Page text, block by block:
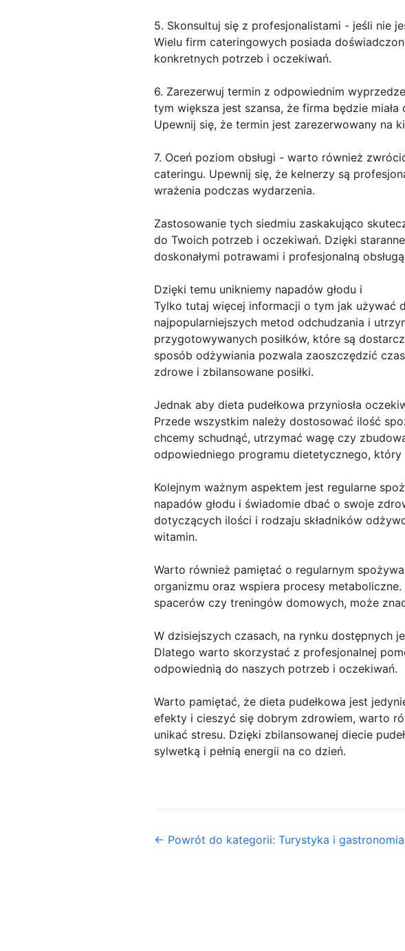
5. Skonsultuj się z profesjonalistami - jeśli nie
Wielu firm cateringowych posiada
konkretnych potrzeb i oczekiwań.
6. Zarezerwuj termin z odpowiednim
tym większa jest szansa, że firma będzie
Upewnij się, że termin jest zarezerwowany na
7. Oceń poziom obsługi - warto również
cateringu. Upewnij się, że kelnerzy są
wrażenia podczas wydarzenia.
Zastosowanie tych siedmiu zaskakująco
do Twoich potrzeb i oczekiwań. Dzięki
doskonałymi potrawami i profesjonalną
Dzięki temu unikniemy napadów głodu i
Tylko tutaj więcej informacji o tym jak używać
najpopularniejszych metod odchudzania i
przygotowywanych posiłków, które są
sposób odżywiania pozwala zaoszczędzić
zdrowe i zbilansowane posiłki.
Jednak aby dieta pudełkowa przyniosła
Przede wszystkim należy dostosować ilość
chcemy schudnąć, utrzymać wagę czy
odpowiedniego programu dietetycznego, który
Kolejnym ważnym aspektem jest regularne
napadów głodu i świadomie dbać o swoje
dotyczących ilości i rodzaju składników
witamin.
Warto również pamiętać o regularnym
organizmu oraz wspiera procesy
spacerów czy treningów domowych, może
W dzisiejszych czasach, na rynku dostępnych
Dlatego warto skorzystać z profesjonalnej
odpowiednią do naszych potrzeb i oczekiwań.
Warto pamiętać, że dieta pudełkowa jest
efekty i cieszyć się dobrym zdrowiem, warto
unikać stresu. Dzięki zbilansowanej diecie
sylwetką i pełnią energii na co dzień.
← Powrót do kategorii: Turystyka i gastronomia